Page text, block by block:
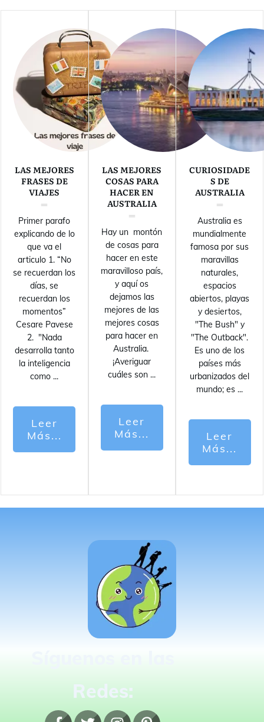
LAS MEJORES
FRASES DE
VIAJES
Primer parafo
explicando de lo
que va el
articulo 1. “No
se recuerdan los
días, se
recuerdan los
momentos”
Cesare Pavese
2. "Nada
desarrolla tanto
la inteligencia
como ...
Leer
Más...
LAS MEJORES
COSAS PARA
HACER EN
AUSTRALIA
Hay un montón
de cosas para
hacer en este
maravilloso país,
y aquí os
dejamos las
mejores de las
mejores cosas
para hacer en
Australia.
¡Averiguar
cuáles son ...
Leer
Más...
CURIOSIDADE
S DE
AUSTRALIA
Australia es
mundialmente
famosa por sus
maravillas
naturales,
espacios
abiertos, playas
y desiertos,
"The Bush" y
"The Outback".
Es uno de los
países más
urbanizados del
mundo; es ...
Leer
Más...
Redes: